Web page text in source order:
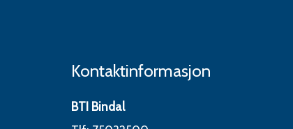
Kontaktinformasjon
BTI Bindal